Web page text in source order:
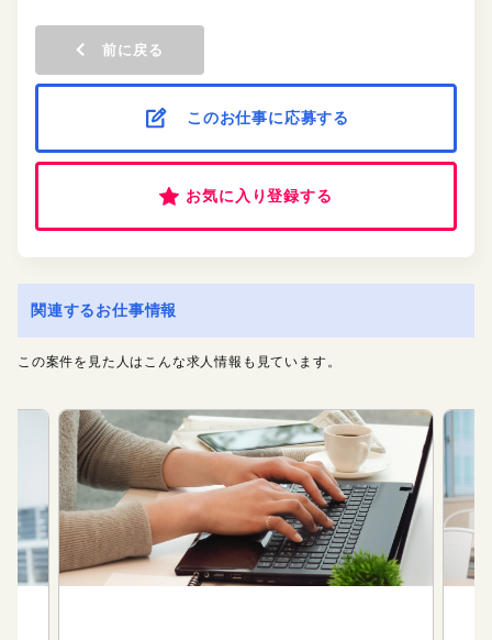
前に戻る
このお仕事に応募する
お気に入り登録する
関連するお仕事情報
この案件を見た人はこんな求人情報も見ています。